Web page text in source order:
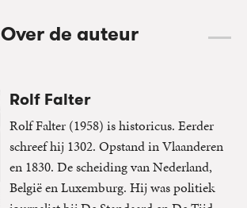
Over de auteur
Rolf Falter
Rolf Falter (1958) is historicus. Eerder
schreef hij 1302. Opstand in Vlaanderen
en 1830. De scheiding van Nederland,
België en Luxemburg. Hij was politiek